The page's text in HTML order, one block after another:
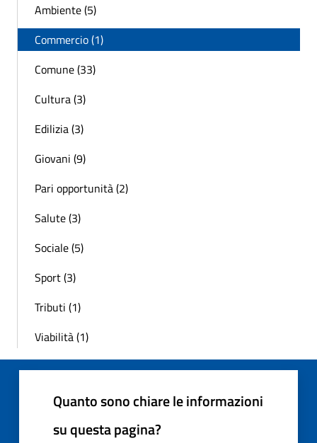
Ambiente (5)
Commercio (1)
Comune (33)
Cultura (3)
Edilizia (3)
Giovani (9)
Pari opportunità (2)
Salute (3)
Sociale (5)
Sport (3)
Tributi (1)
Viabilità (1)
Quanto sono chiare le informazioni
su questa pagina?